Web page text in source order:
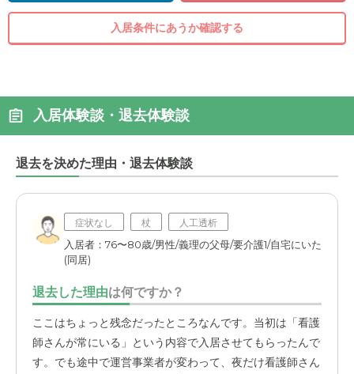
入居条件にあうか確認する
入居体験談・退去体験談
退去を決めた理由・退去体験談
症状なし 杖 人工透析
入居者：76〜80歳/男性/義理の父母/要介護1/自宅にいた
(同居)
退去した理由は何ですか？
ここはちょっと残念だったところなんです。当初は「看護
師さんが常にいる」という内容で入居させてもらったんで
す。でも途中で運営事業者が変わって、夜だけ看護師さん